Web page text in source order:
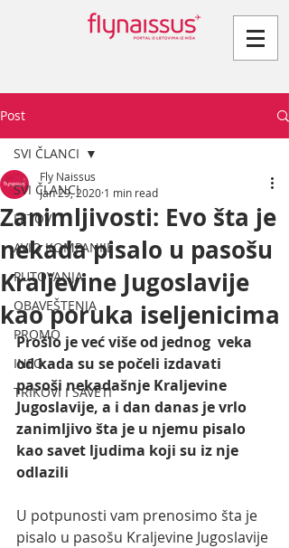
Post
SVI ČLANCI
LETOVI
AVIO KOMPANIJE
PUTOVANJA
OBAVEŠTENJA
PROMO
INFO
TRIKOVI I SAVETI
SVI ČLANCI
Zanimljivosti: Evo šta je
nekada pisalo u pasošu
Kraljevine Jugoslavije
kao poruka iseljenicima
Fly Naissus
Jan 29, 2020 1 min read
Prošlo je već više od jednog  veka
od kada su se počeli izdavati
pasoši nekadašnje Kraljevine
Jugoslavije, a i dan danas je vrlo
zanimljivo šta je u njemu pisalo
kao savet ljudima koji su iz nje
odlazili
U potpunosti vam prenosimo šta je
pisalo u pasošu Kraljevine Jugoslavije